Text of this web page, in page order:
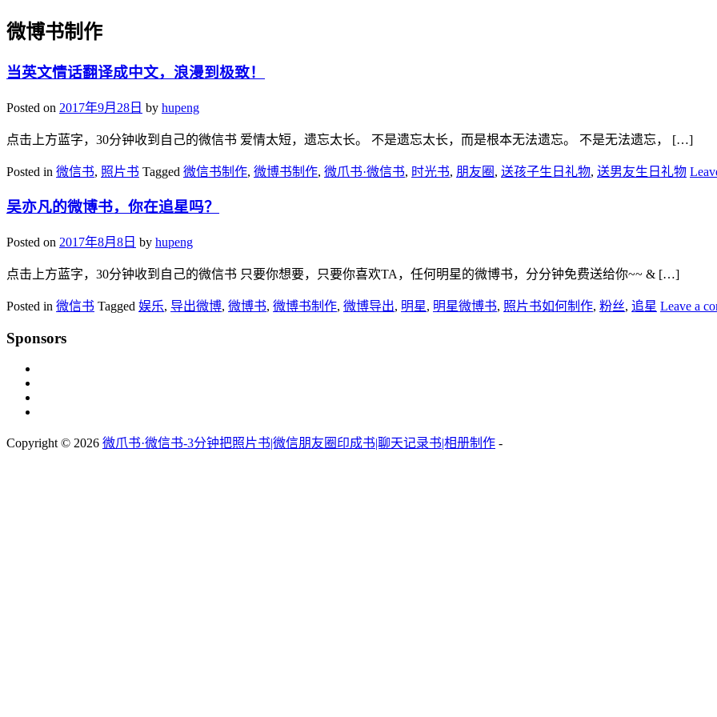
微博书制作
当英文情话翻译成中文，浪漫到极致！
Posted on 2017年9月28日 by hupeng
点击上方蓝字，30分钟收到自己的微信书 爱情太短，遗忘太长。 不是遗忘太长，而是根本无法遗忘。 不是无法遗忘， […]
Posted in 微信书, 照片书 Tagged 微信书制作, 微博书制作, 微爪书·微信书, 时光书, 朋友圈 , 送孩子生日礼物, 送男友生日礼物
吴亦凡的微博书，你在追星吗？
Posted on 2017年8月8日 by hupeng
点击上方蓝字，30分钟收到自己的微信书 只要你想要，只要你喜欢TA，任何明星的微博书，分分钟免费送给你~~ & […]
Posted in 微信书 Tagged 娱乐, 导出微博, 微博书, 微博书制作, 微博导出, 明星, 明星微博书, 照片书如何制作, 粉丝, 追星 Leave a
Sponsors
Copyright © 2026 微爪书·微信书-3分钟把照片书|微信朋友圈印成书|聊天记录书|相册制作 -